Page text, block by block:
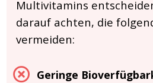
Multivitamins
darauf achten, die
vermeiden:
Geringe